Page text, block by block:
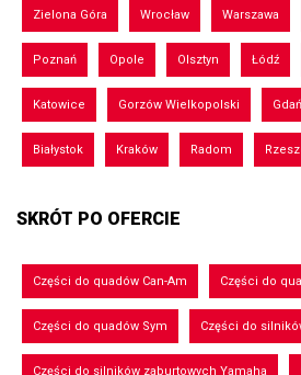
Zielona Góra Wrocław Warszawa
Poznań Opole Olsztyn Łódź
Katowice Gorzów Wielkopolski
Białystok Kraków Radom
SKRÓT PO OFERCIE
Części do quadów Can-Am Części do
Części do quadów Sym Części do
Części do silników zaburtowych Yamaha